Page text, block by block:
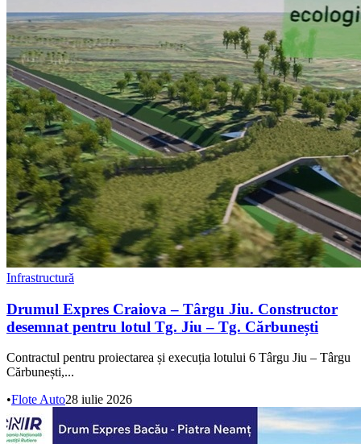
Infrastructură
Drumul Expres Craiova – Târgu Jiu. Constructor
desemnat pentru lotul Tg. Jiu – Tg. Cărbunești
Contractul pentru proiectarea și execuția lotului 6 Târgu Jiu – Târgu
Cărbunești,...
•Flote Auto28 iulie 2026